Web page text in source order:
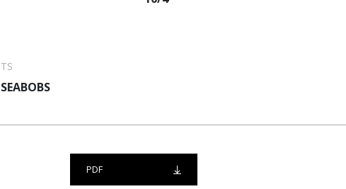
PDF